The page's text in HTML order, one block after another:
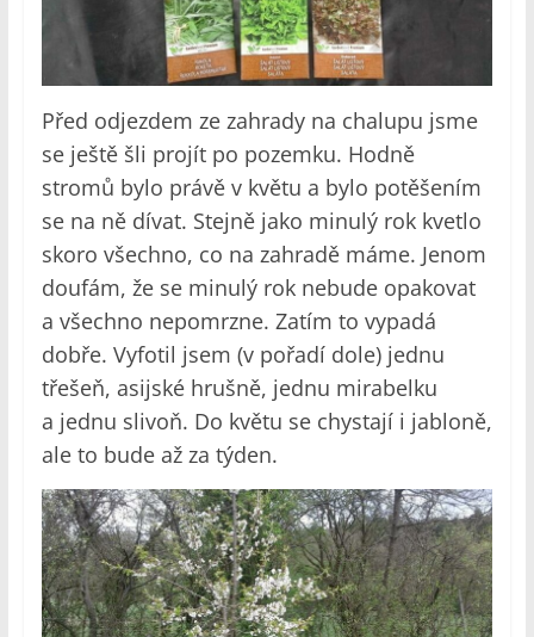
Před odjezdem ze zahrady na chalupu jsme
se ještě šli projít po pozemku. Hodně
stromů bylo právě v květu a bylo potěšením
se na ně dívat. Stejně jako minulý rok kvetlo
skoro všechno, co na zahradě máme. Jenom
doufám, že se minulý rok nebude opakovat
a všechno nepomrzne. Zatím to vypadá
dobře. Vyfotil jsem (v pořadí dole) jednu
třešeň, asijské hrušně, jednu mirabelku
a jednu slivoň. Do květu se chystají i jabloně,
ale to bude až za týden.